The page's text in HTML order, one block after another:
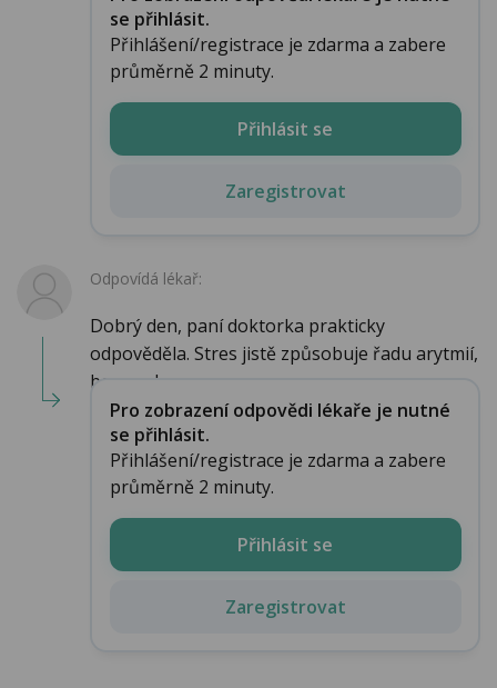
se přihlásit.
Přihlášení/registrace je zdarma a zabere
průměrně 2 minuty.
Přihlásit se
Zaregistrovat
Odpovídá lékař:
Dobrý den, paní doktorka prakticky
odpověděla. Stres jistě způsobuje řadu arytmií,
bez znalo...
Pro zobrazení odpovědi lékaře je nutné
se přihlásit.
Přihlášení/registrace je zdarma a zabere
průměrně 2 minuty.
Přihlásit se
Zaregistrovat